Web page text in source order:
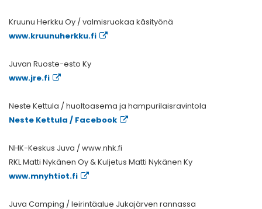
Kruunu Herkku Oy / valmisruokaa käsityönä
www.kruunuherkku.fi
Juvan Ruoste-esto Ky
www.jre.fi
Neste Kettula / huoltoasema ja hampurilaisravintola
Neste Kettula / Facebook
NHK-Keskus Juva / www.nhk.fi
RKL Matti Nykänen Oy & Kuljetus Matti Nykänen Ky
www.mnyhtiot.fi
Juva Camping / leirintäalue Jukajärven rannassa